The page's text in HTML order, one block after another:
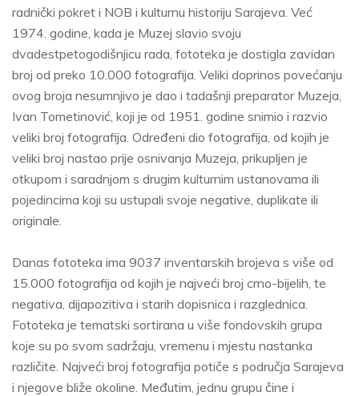
radnički pokret i NOB i kulturnu historiju Sarajeva. Već
1974. godine, kada je Muzej slavio svoju
dvadestpetogodišnjicu rada, fototeka je dostigla zavidan
broj od preko 10.000 fotografija. Veliki doprinos povećanju
ovog broja nesumnjivo je dao i tadašnji preparator Muzeja,
Ivan Tometinović, koji je od 1951. godine snimio i razvio
veliki broj fotografija. Određeni dio fotografija, od kojih je
veliki broj nastao prije osnivanja Muzeja, prikupljen je
otkupom i saradnjom s drugim kulturnim ustanovama ili
pojedincima koji su ustupali svoje negative, duplikate ili
originale.
Danas fototeka ima 9037 inventarskih brojeva s više od
15.000 fotografija od kojih je najveći broj crno-bijelih, te
negativa, dijapozitiva i starih dopisnica i razglednica.
Fototeka je tematski sortirana u više fondovskih grupa
koje su po svom sadržaju, vremenu i mjestu nastanka
različite. Najveći broj fotografija potiče s područja Sarajeva
i njegove bliže okoline. Međutim, jednu grupu čine i